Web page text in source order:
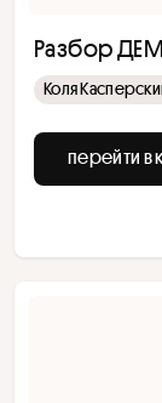
Разбор
Коля
перейти в